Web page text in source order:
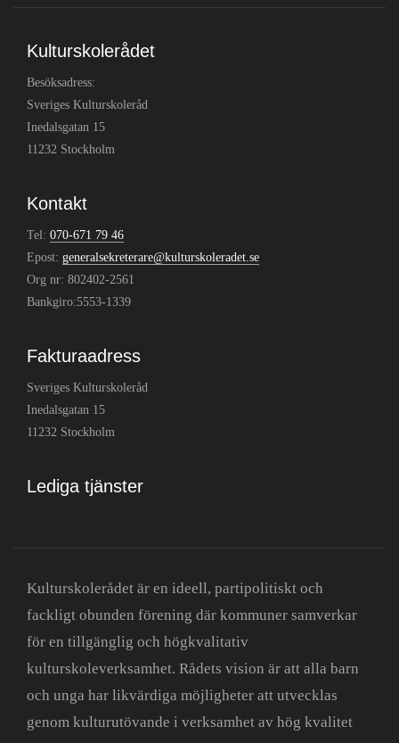
Kulturskolerådet
Besöksadress:
Sveriges Kulturskoleråd
Inedalsgatan 15
11232 Stockholm
Kontakt
Tel: 070-671 79 46
Epost: generalsekreterare@kulturskoleradet.se
Org nr: 802402-2561
Bankgiro:5553-1339
Fakturaadress
Sveriges Kulturskoleråd
Inedalsgatan 15
11232 Stockholm
Lediga tjänster
Kulturskolerådet är en ideell, partipolitiskt och
fackligt obunden förening där kommuner samverkar
för en tillgänglig och högkvalitativ
kulturskoleverksamhet. Rådets vision är att alla barn
och unga har likvärdiga möjligheter att utvecklas
genom kulturutövande i verksamhet av hög kvalitet